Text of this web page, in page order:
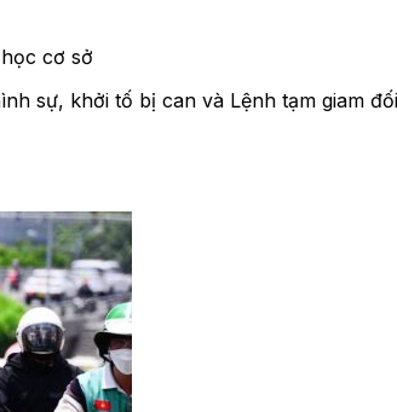
cơ sở
sự, khởi tố bị can và Lệnh tạm giam